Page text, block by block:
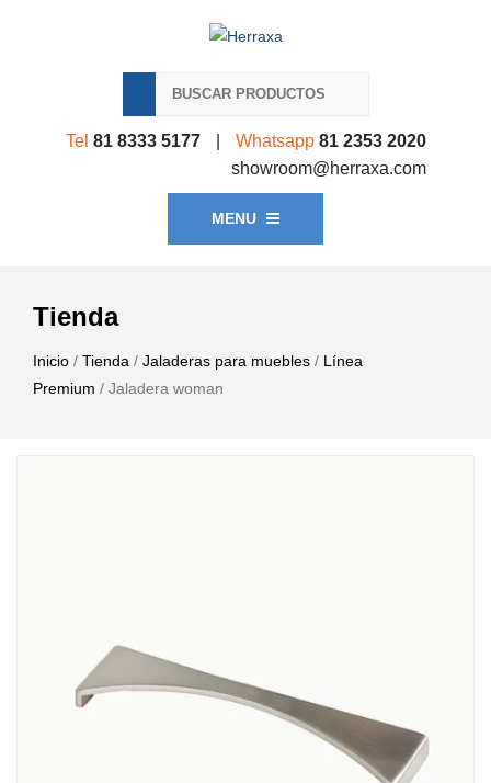
Tel 81 8333 5177 Whatsapp 81 2353 2020
showroom@herraxa.com
MENU
Tienda
Inicio / Tienda / Jaladeras para muebles / Línea
Premium / Jaladera woman